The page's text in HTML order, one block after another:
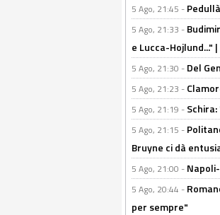
5 Ago, 21:45 -
5 Ago, 21:33 -
e Lucca-Hojlund..." |
5 Ago, 21:30 - Del
5 Ago, 21:23 -
5 Ago, 21:19 -
5 Ago, 21:15 -
Bruyne ci dà
5 Ago, 21:00 -
5 Ago, 20:44 -
per sempre"